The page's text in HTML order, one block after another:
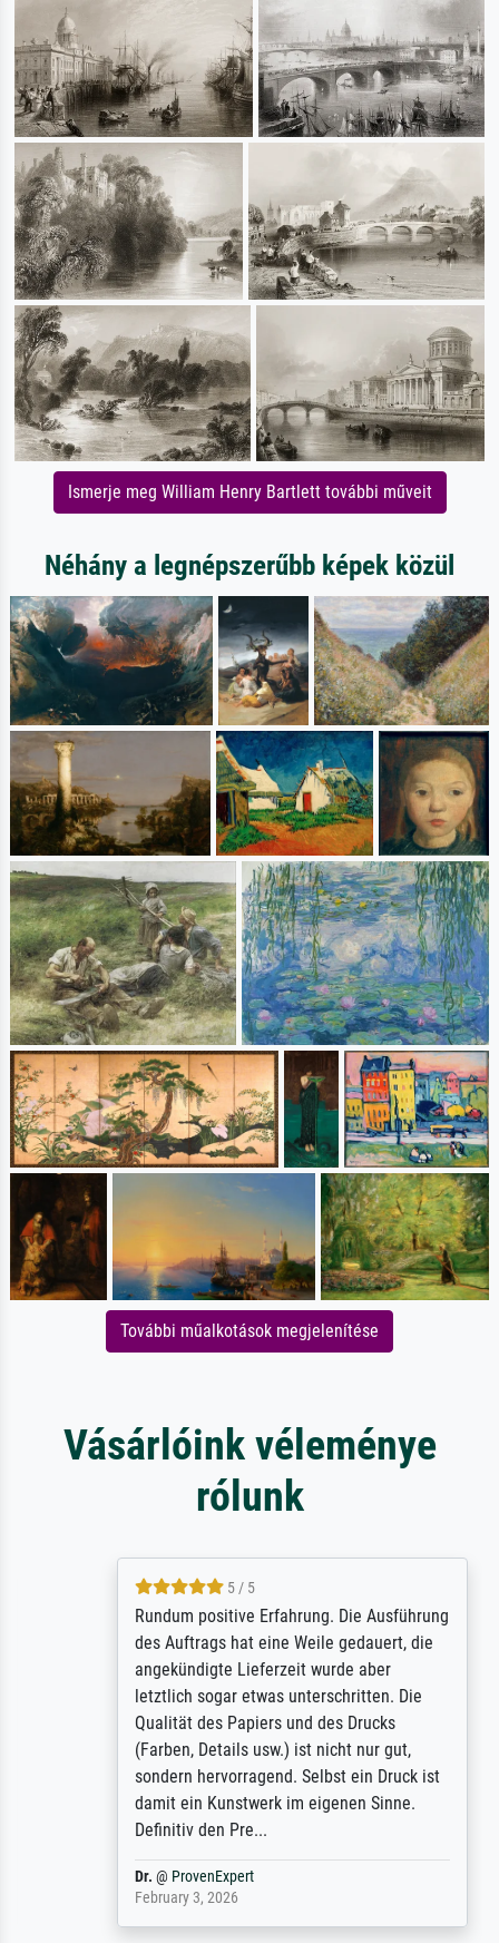
Ismerje meg William Henry Bartlett további műveit
Néhány a legnépszerűbb képek közül
További műalkotások megjelenítése
Vásárlóink véleménye
rólunk
5 / 5
Rundum positive Erfahrung. Die Ausführung
des Auftrags hat eine Weile gedauert, die
angekündigte Lieferzeit wurde aber
letztlich sogar etwas unterschritten. Die
Qualität des Papiers und des Drucks
(Farben, Details usw.) ist nicht nur gut,
sondern hervorragend. Selbst ein Druck ist
damit ein Kunstwerk im eigenen Sinne.
Definitiv den Pre...
ProvenExpert
February 3, 2026